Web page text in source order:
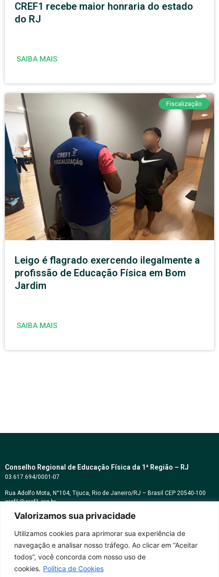
Valorizamos sua privacidade
Utilizamos cookies para aprimorar sua experiência de
navegação e analisar nosso tráfego. Ao clicar em “Aceitar
todos”, você concorda com nosso uso de
cookies. Política de Cookies
CREF1 recebe maior honraria do estado
do RJ
SAIBA MAIS
Fiscalização
Leigo é flagrado exercendo ilegalmente a
profissão de Educação Física em Bom
Jardim
SAIBA MAIS
Conselho Regional de Educação Física da 1ª Região – RJ
03.617.694/0001-07
Rua Adolfo Mota, N°104, Tijuca, Rio de Janeiro/RJ – Brasil CEP 20540-100
cref1@cref1.org.br
Assessoria de comunicação:
Horários de atendimento:
Whatsapp: (21) 2569-2398